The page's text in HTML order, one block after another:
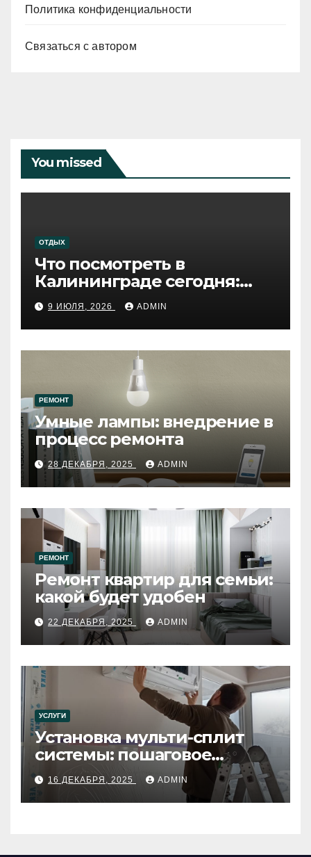
Политика конфиденциальности
Связаться с автором
You missed
ОТДЫХ
Что посмотреть в
Калининграде сегодня:
путеводитель по самому
западному городу России
9 ИЮЛЯ, 2026 ADMIN
РЕМОНТ
Умные лампы: внедрение в
процесс ремонта
28 ДЕКАБРЯ, 2025 ADMIN
РЕМОНТ
Ремонт квартир для семьи:
какой будет удобен
22 ДЕКАБРЯ, 2025 ADMIN
УСЛУГИ
Установка мульти-сплит
системы: пошаговое
руководство
16 ДЕКАБРЯ, 2025 ADMIN